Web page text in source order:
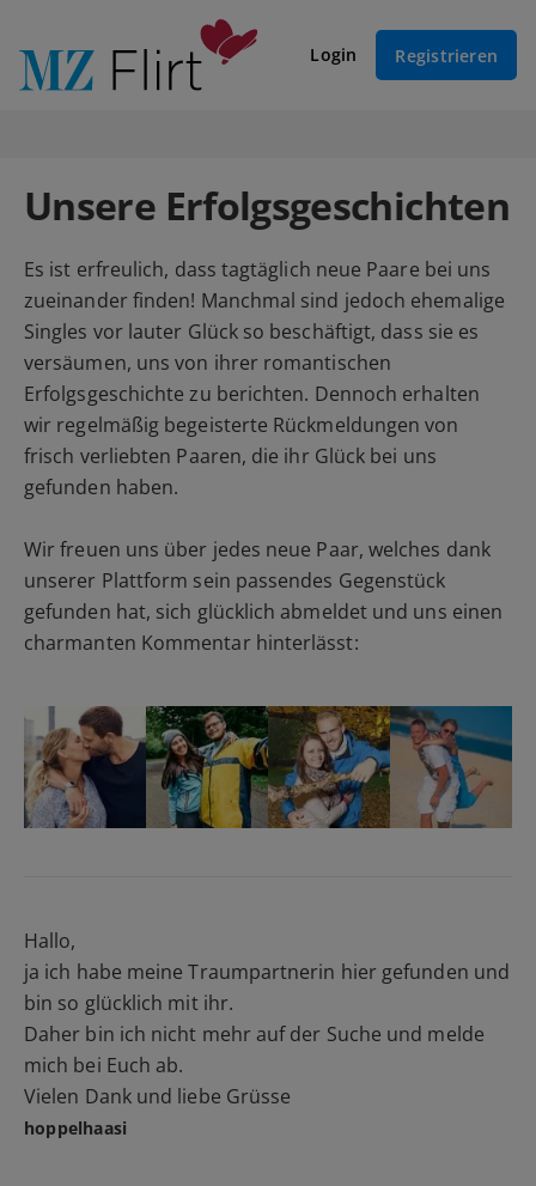
Login Registrieren
Unsere Erfolgsgeschichten
Es ist erfreulich, dass tagtäglich neue Paare bei uns
zueinander finden! Manchmal sind jedoch ehemalige
Singles vor lauter Glück so beschäftigt, dass sie es
versäumen, uns von ihrer romantischen
Erfolgsgeschichte zu berichten. Dennoch erhalten
wir regelmäßig begeisterte Rückmeldungen von
frisch verliebten Paaren, die ihr Glück bei uns
gefunden haben.
Wir freuen uns über jedes neue Paar, welches dank
unserer Plattform sein passendes Gegenstück
gefunden hat, sich glücklich abmeldet und uns einen
charmanten Kommentar hinterlässt:
Hallo,
ja ich habe meine Traumpartnerin hier gefunden und
bin so glücklich mit ihr.
Daher bin ich nicht mehr auf der Suche und melde
mich bei Euch ab.
Vielen Dank und liebe Grüsse
hoppelhaasi